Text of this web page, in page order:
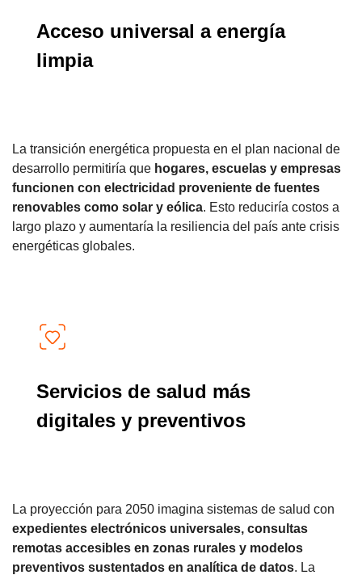
Acceso universal a energía
limpia
La transición energética propuesta en el plan nacional de
desarrollo permitiría que hogares, escuelas y empresas
funcionen con electricidad proveniente de fuentes
renovables como solar y eólica. Esto reduciría costos a
largo plazo y aumentaría la resiliencia del país ante crisis
energéticas globales.
Servicios de salud más
digitales y preventivos
La proyección para 2050 imagina sistemas de salud con
expedientes electrónicos universales, consultas
remotas accesibles en zonas rurales y modelos
preventivos sustentados en analítica de datos. La